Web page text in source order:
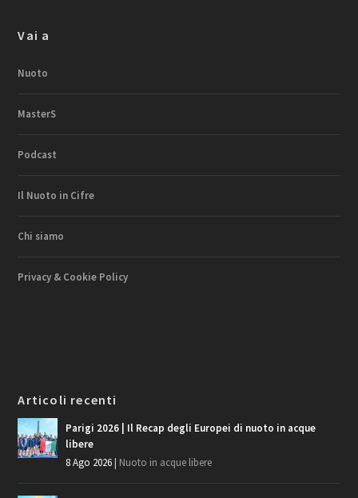
Vai a
Nuoto
MasterS
Podcast
Il Nuoto in Cifre
Chi siamo
Privacy & Cookie Policy
Articoli recenti
Parigi 2026 | Il Recap degli Europei di nuoto in acque
libere
8 Ago 2026 Nuoto in acque libere